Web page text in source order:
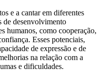
e a cantar em diferentes
de desenvolvimento
humanos, como cooperação,
Esses potenciais,
de expressão e de
na relação com a
e dificuldades.